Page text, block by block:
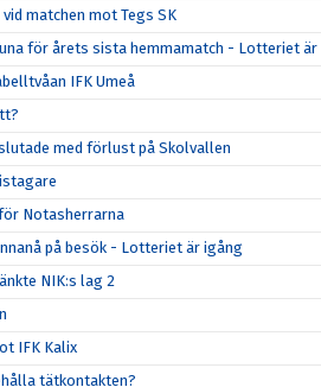
matchen mot Tegs SK
för årets sista hemmamatch - Lotteriet är
IFK Umeå
med förlust på Skolvallen
Notasherrarna
på besök - Lotteriet är igång
NIK:s lag 2
IFK Kalix
tätkontakten?